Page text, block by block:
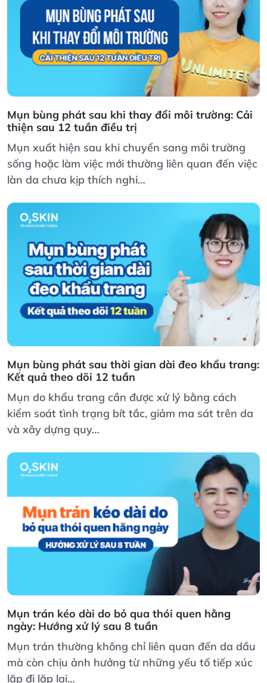
Mụn bùng phát sau khi thay đổi môi trường: Cải
thiện sau 12 tuần điều trị
Mụn xuất hiện sau khi chuyển sang môi trường
sống hoặc làm việc mới thường liên quan đến việc
làn da chưa kịp thích nghi…
Mụn bùng phát sau thời gian dài đeo khẩu trang:
Kết quả theo dõi 12 tuần
Mụn do khẩu trang cần được xử lý bằng cách
kiểm soát tình trạng bít tắc, giảm ma sát trên da
và xây dựng quy…
Mụn trán kéo dài do bỏ qua thói quen hằng
ngày: Hướng xử lý sau 8 tuần
Mụn trán thường không chỉ liên quan đến da dầu
mà còn chịu ảnh hưởng từ những yếu tố tiếp xúc
lặp đi lặp lại…